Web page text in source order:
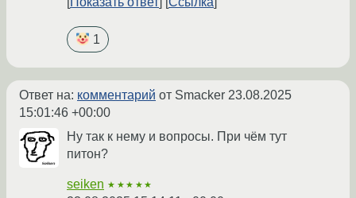
1
Ответ на: комментарий от Smacker 23.08.2025
15:01:46 +00:00
Ну так к нему и вопросы. При чём тут
питон?
seiken ★★★★★